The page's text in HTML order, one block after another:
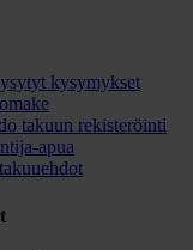
kysymykset
takuun rekisteröinti
apua